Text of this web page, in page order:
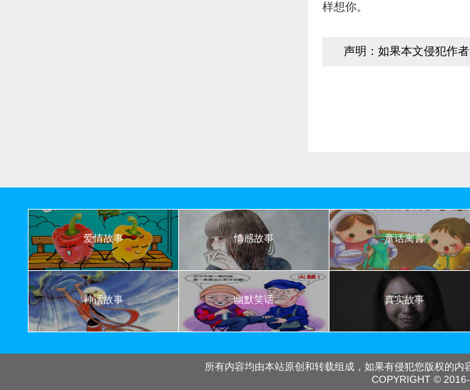
样想你。
声明：如果本文侵犯作
爱情故事 情感故事 童话寓言
神话故事 幽默笑话 真实故事
所有内容均由本站原创和转载组成，如果有侵犯您版权的内
COPYRIGHT © 2016-